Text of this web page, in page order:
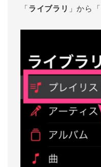
「ライブラリ 」から「